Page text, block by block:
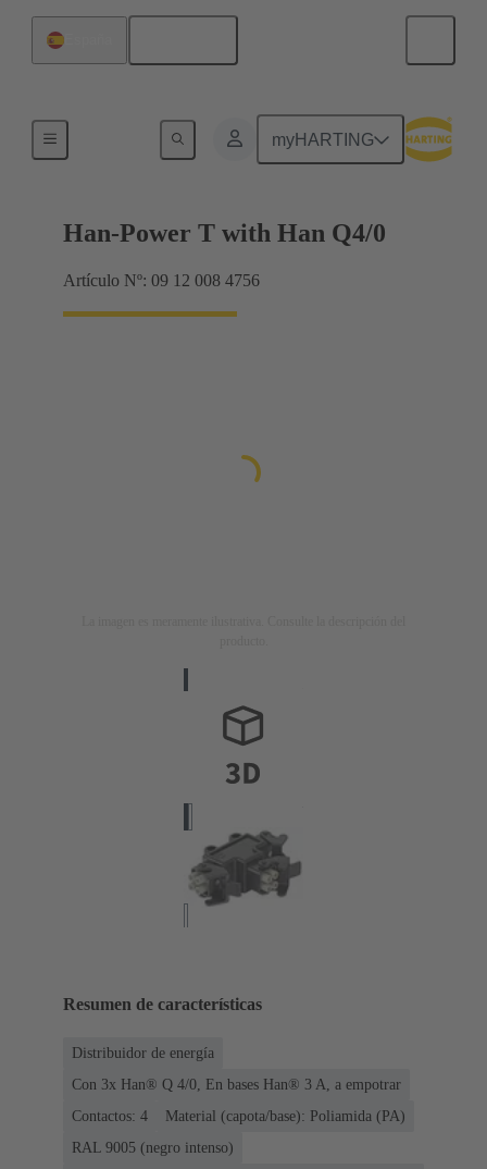
myHARTING
Han-Power T with Han Q4/0
Artículo Nº: 09 12 008 4756
Resumen de características
Distribuidor de energía
Con 3x Han® Q 4/0, En bases Han® 3 A, a empotrar
Contactos: 4
Material (capota/base): Poliamida (PA)
RAL 9005 (negro intenso)